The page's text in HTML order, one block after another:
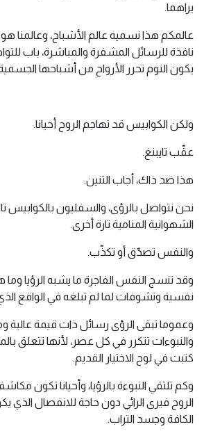
يراهما.
عالمكم هذا نسميه عالم الأشباح، وعالمنا هو
نافذة للرسائل المشفرة والمباشرة، باب
يكون النوم تحرر الأرواح من أشباحها
ولكن الكوابيس قد تهاجم الروح أحيانا.
عقّب تايبنغ.
هذا ضد ذاك، أجاب التنين.
نحن نتواصل بالرؤى، والسفليون بالكوابيس
الشهوانية المنامية تارة أخرى.
والنفس تصدّق أو تكذّب.
وقد تنسج النفس الفاجرة ما يشبه الرؤيا
نفسية وتشوفات لما لم تبلغه في الواقع
وعموما تبقى الرؤى رسائل ذات قيمة عالية
والنبوءات تتكرر في كل عصر، لأنها تتعلق
كتبت في لوح الاختيار القديم.
وكم تلتقي النبوءة بالرؤيا، وأحيانا تكون
الروح فيرى الرائي دون حاجة للانفصال الذي
الكافة وجسد التراب.